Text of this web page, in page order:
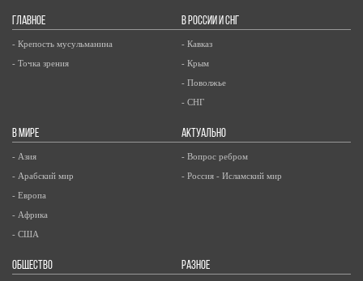
ГЛАВНОЕ
- Крепость мусульманина
- Точка зрения
В РОССИИ И СНГ
- Кавказ
- Крым
- Поволжье
- СНГ
В МИРЕ
- Азия
- Арабский мир
- Европа
- Африка
- США
АКТУАЛЬНО
- Вопрос ребром
- Россия - Исламский мир
ОБЩЕСТВО РАЗНОЕ